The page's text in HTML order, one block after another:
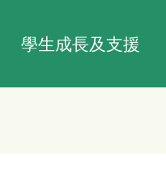
學生成長及支援